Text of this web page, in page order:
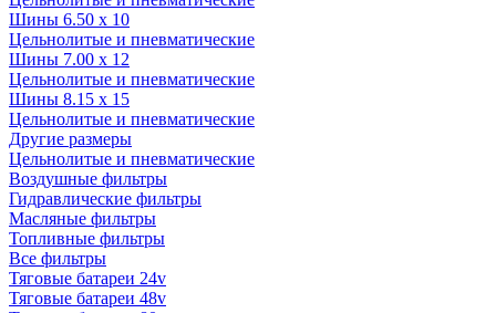
Шины 6.50 x 10
Цельнолитые и пневматические
Шины 7.00 x 12
Цельнолитые и пневматические
Шины 8.15 x 15
Цельнолитые и пневматические
Другие размеры
Цельнолитые и пневматические
Воздушные фильтры
Гидравлические фильтры
Масляные фильтры
Топливные фильтры
Все фильтры
Тяговые батареи 24v
Тяговые батареи 48v